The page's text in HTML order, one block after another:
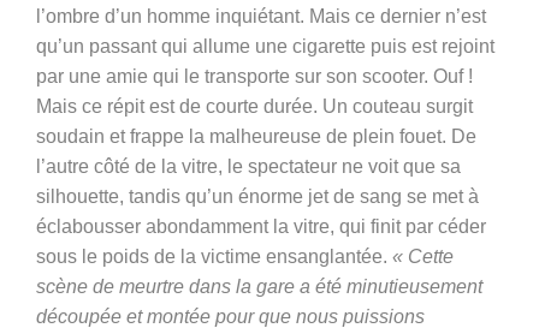
l’ombre d’un homme inquiétant. Mais ce dernier n’est
qu’un passant qui allume une cigarette puis est rejoint
par une amie qui le transporte sur son scooter. Ouf !
Mais ce répit est de courte durée. Un couteau surgit
soudain et frappe la malheureuse de plein fouet. De
l’autre côté de la vitre, le spectateur ne voit que sa
silhouette, tandis qu’un énorme jet de sang se met à
éclabousser abondamment la vitre, qui finit par céder
sous le poids de la victime ensanglantée. « Cette
scène de meurtre dans la gare a été minutieusement
découpée et montée pour que nous puissions